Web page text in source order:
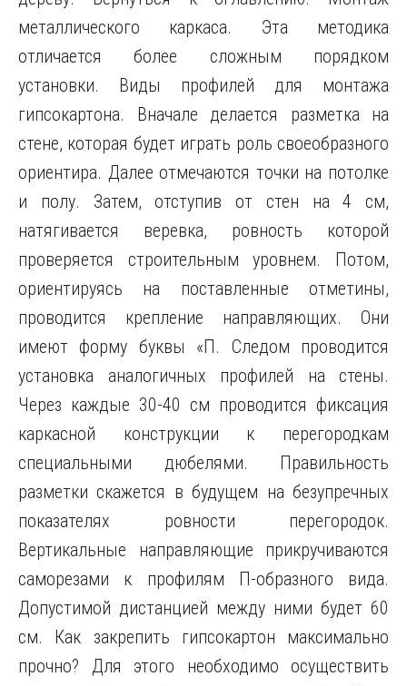
металлического каркаса. Эта методика
отличается более сложным порядком
установки. Виды профилей для монтажа
гипсокартона. Вначале делается разметка на
стене, которая будет играть роль своеобразного
ориентира. Далее отмечаются точки на потолке
и полу. Затем, отступив от стен на 4 см,
натягивается веревка, ровность которой
проверяется строительным уровнем. Потом,
ориентируясь на поставленные отметины,
проводится крепление направляющих. Они
имеют форму буквы «П. Следом проводится
установка аналогичных профилей на стены.
Через каждые 30-40 см проводится фиксация
каркасной конструкции к перегородкам
специальными дюбелями. Правильность
разметки скажется в будущем на безупречных
показателях ровности перегородок.
Вертикальные направляющие прикручиваются
саморезами к профилям П-образного вида.
Допустимой дистанцией между ними будет 60
см. Как закрепить гипсокартон максимально
прочно? Для этого необходимо осуществить